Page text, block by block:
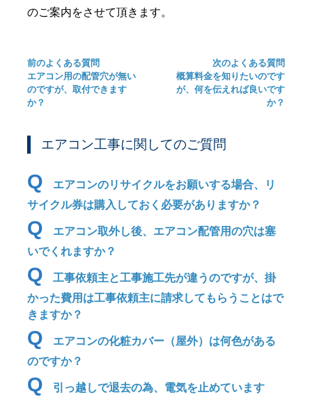
のご案内をさせて頂きます。
次のよくある質問
概算料金を知りたいのです
が、何を伝えれば良いです
か？
前のよくある質問
エアコン用の配管穴が無い
のですが、取付できます
か？
エアコン工事に関してのご質問
Q
エアコンのリサイクルをお願いする場合、リ
サイクル券は購入しておく必要がありますか？
Q
エアコン取外し後、エアコン配管用の穴は塞
いでくれますか？
Q
工事依頼主と工事施工先が違うのですが、掛
かった費用は工事依頼主に請求してもらうことはで
きますか？
Q
エアコンの化粧カバー（屋外）は何色がある
のですか？
Q
引っ越しで退去の為、電気を止めています